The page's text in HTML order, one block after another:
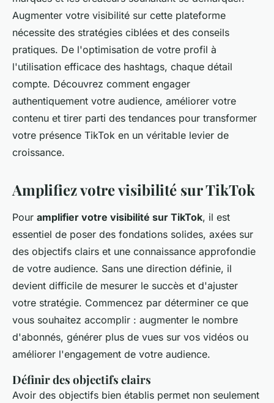
essentiels
Baptiste•11 septembre 2025•6 min de lecture
Augmenter votre visibilité sur cette plateforme
nécessite des stratégies ciblées et des conseils
pratiques. De l'optimisation de votre profil à
l'utilisation efficace des hashtags, chaque détail
compte. Découvrez comment engager
authentiquement votre audience, améliorer votre
contenu et tirer parti des tendances pour transformer
votre présence TikTok en un véritable levier de
croissance.
Amplifiez votre visibilité sur TikTok
Pour amplifier votre visibilité sur TikTok, il est
essentiel de poser des fondations solides, axées sur
des objectifs clairs et une connaissance approfondie
de votre audience. Sans une direction définie, il
devient difficile de mesurer le succès et d'ajuster
votre stratégie. Commencez par déterminer ce que
vous souhaitez accomplir : augmenter le nombre
d'abonnés, générer plus de vues sur vos vidéos ou
améliorer l'engagement de votre audience.
Définir des objectifs clairs
Avoir des objectifs bien établis permet non seulement